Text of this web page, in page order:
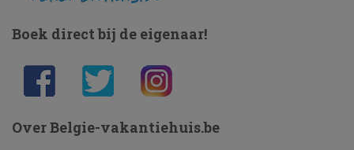
Boek direct bij de eigenaar!
Over Belgie-vakantiehuis.be